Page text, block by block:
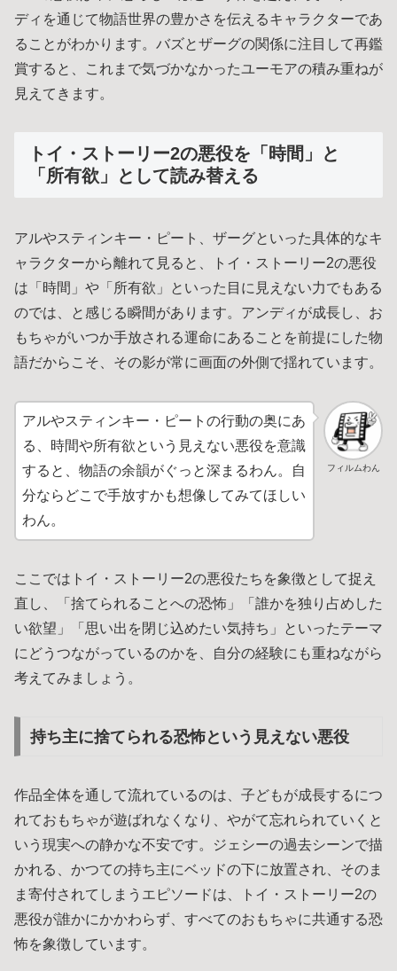
ディを通じて物語世界の豊かさを伝えるキャラクターであ
ることがわかります。バズとザーグの関係に注目して再鑑
賞すると、これまで気づかなかったユーモアの積み重ねが
見えてきます。
トイ・ストーリー2の悪役を「時間」と
「所有欲」として読み替える
アルやスティンキー・ピート、ザーグといった具体的なキ
ャラクターから離れて見ると、トイ・ストーリー2の悪役
は「時間」や「所有欲」といった目に見えない力でもある
のでは、と感じる瞬間があります。アンディが成長し、お
もちゃがいつか手放される運命にあることを前提にした物
語だからこそ、その影が常に画面の外側で揺れています。
フィルムわん
アルやスティンキー・ピートの行動の奥にあ
る、時間や所有欲という見えない悪役を意識
すると、物語の余韻がぐっと深まるわん。自
分ならどこで手放すかも想像してみてほしい
わん。
ここではトイ・ストーリー2の悪役たちを象徴として捉え
直し、「捨てられることへの恐怖」「誰かを独り占めした
い欲望」「思い出を閉じ込めたい気持ち」といったテーマ
にどうつながっているのかを、自分の経験にも重ねながら
考えてみましょう。
持ち主に捨てられる恐怖という見えない悪役
作品全体を通して流れているのは、子どもが成長するにつ
れておもちゃが遊ばれなくなり、やがて忘れられていくと
いう現実への静かな不安です。ジェシーの過去シーンで描
かれる、かつての持ち主にベッドの下に放置され、そのま
ま寄付されてしまうエピソードは、トイ・ストーリー2の
悪役が誰かにかかわらず、すべてのおもちゃに共通する恐
怖を象徴しています。